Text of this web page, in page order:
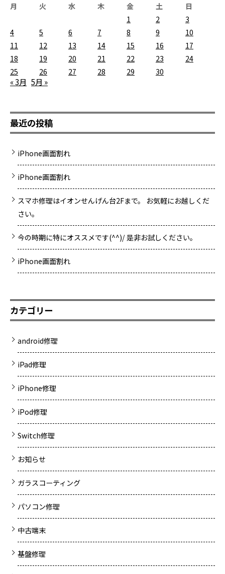
月
火 水 木 金 土
日
1
2
3
4
5 6 7 8 9
10
11
12 13 14 15 16
17
18
19 20 21 22 23
24
25
26 27 28 29 30
« 3月 5月 »
最近の投稿
iPhone画面割れ
iPhone画面割れ
スマホ修理はイオンせんげん台2Fまで。 お気軽にお越しくだ
さい。
今の時期に特にオススメです(^^)/ 是非お試しください。
iPhone画面割れ
カテゴリー
android修理
iPad修理
iPhone修理
iPod修理
Switch修理
お知らせ
ガラスコーティング
パソコン修理
中古端末
基盤修理